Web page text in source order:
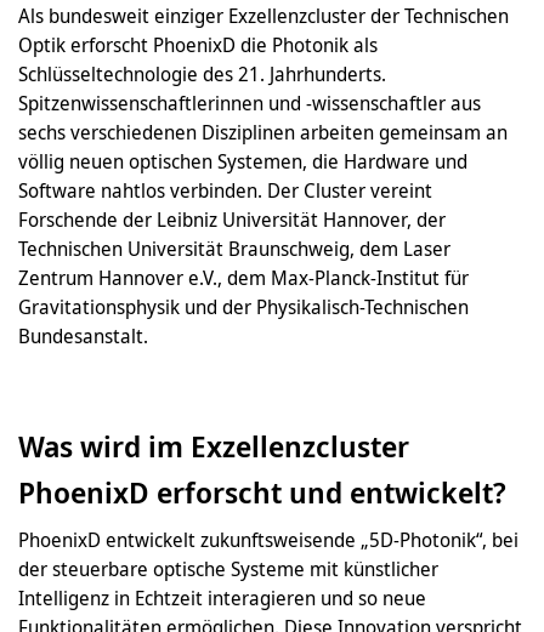
Als bundesweit einziger Exzellenzcluster der Technischen
Optik erforscht PhoenixD die Photonik als
Schlüsseltechnologie des 21. Jahrhunderts.
Spitzenwissenschaftlerinnen und -wissenschaftler aus
sechs verschiedenen Disziplinen arbeiten gemeinsam an
völlig neuen optischen Systemen, die Hardware und
Software nahtlos verbinden. Der Cluster vereint
Forschende der Leibniz Universität Hannover, der
Technischen Universität Braunschweig, dem Laser
Zentrum Hannover e.V., dem Max-Planck-Institut für
Gravitationsphysik und der Physikalisch-Technischen
Bundesanstalt.
Was wird im Exzellenzcluster
PhoenixD erforscht und entwickelt?
PhoenixD entwickelt zukunftsweisende „5D-Photonik“, bei
der steuerbare optische Systeme mit künstlicher
Intelligenz in Echtzeit interagieren und so neue
Funktionalitäten ermöglichen. Diese Innovation verspricht